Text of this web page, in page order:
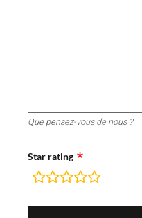
Que pensez-vous de nous ?
Star rating
champs